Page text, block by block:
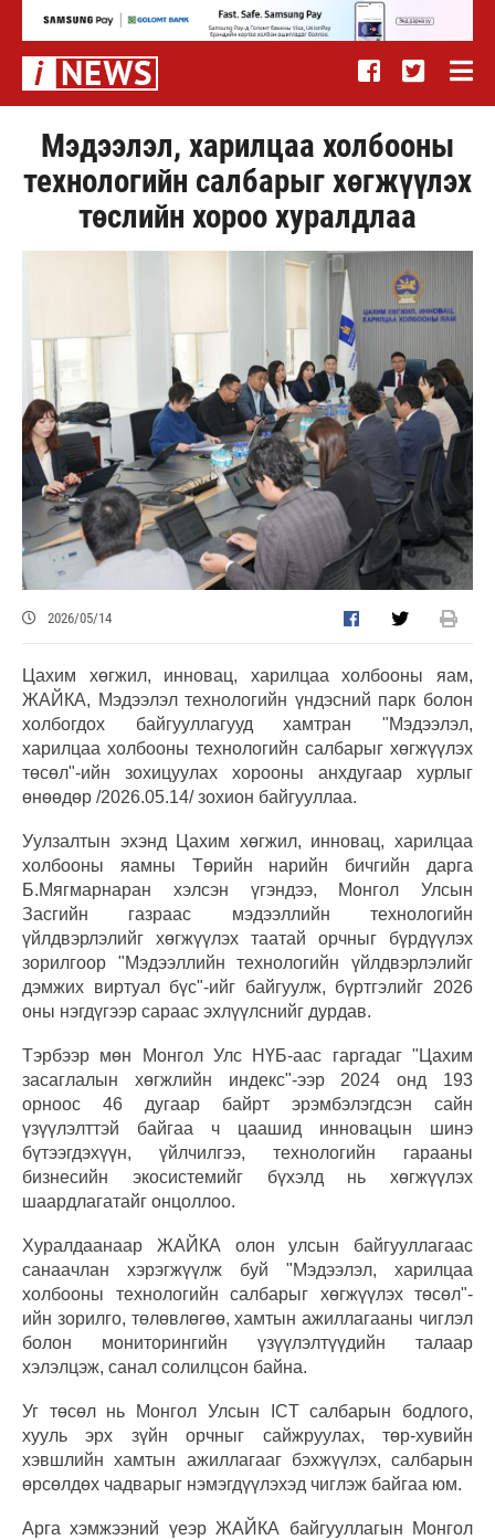
Мэдээлэл, харилцаа холбооны
технологийн салбарыг хөгжүүлэх
төслийн хороо хуралдлаа
2026/05/14
Цахим хөгжил, инновац, харилцаа холбооны яам,
ЖАЙКА, Мэдээлэл технологийн үндэсний парк болон
холбогдох байгууллагууд хамтран "Мэдээлэл,
харилцаа холбооны технологийн салбарыг хөгжүүлэх
төсөл"-ийн зохицуулах хорооны анхдугаар хурлыг
өнөөдөр /2026.05.14/ зохион байгууллаа.
Уулзалтын эхэнд Цахим хөгжил, инновац, харилцаа
холбооны яамны Төрийн нарийн бичгийн дарга
Б.Мягмарнаран хэлсэн үгэндээ, Монгол Улсын
Засгийн газраас мэдээллийн технологийн
үйлдвэрлэлийг хөгжүүлэх таатай орчныг бүрдүүлэх
зорилгоор "Мэдээллийн технологийн үйлдвэрлэлийг
дэмжих виртуал бүс"-ийг байгуулж, бүртгэлийг 2026
оны нэгдүгээр сараас эхлүүлснийг дурдав.
Тэрбээр мөн Монгол Улс НҮБ-аас гаргадаг "Цахим
засаглалын хөгжлийн индекс"-ээр 2024 онд 193
орноос 46 дугаар байрт эрэмбэлэгдсэн сайн
үзүүлэлттэй байгаа ч цаашид инновацын шинэ
бүтээгдэхүүн, үйлчилгээ, технологийн гарааны
бизнесийн экосистемийг бүхэлд нь хөгжүүлэх
шаардлагатайг онцоллоо.
Хуралдаанаар ЖАЙКА олон улсын байгууллагаас
санаачлан хэрэгжүүлж буй "Мэдээлэл, харилцаа
холбооны технологийн салбарыг хөгжүүлэх төсөл"-
ийн зорилго, төлөвлөгөө, хамтын ажиллагааны чиглэл
болон мониторингийн үзүүлэлтүүдийн талаар
хэлэлцэж, санал солилцсон байна.
Уг төсөл нь Монгол Улсын ICT салбарын бодлого,
хууль эрх зүйн орчныг сайжруулах, төр-хувийн
хэвшлийн хамтын ажиллагааг бэхжүүлэх, салбарын
өрсөлдөх чадварыг нэмэгдүүлэхэд чиглэж байгаа юм.
Арга хэмжээний үеэр ЖАЙКА байгууллагын Монгол